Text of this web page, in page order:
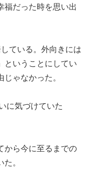
福だった時を思い出
ている。外向きには
ということにしてい
ゃなかった。
に気づけていた
から今に至るまでの
。